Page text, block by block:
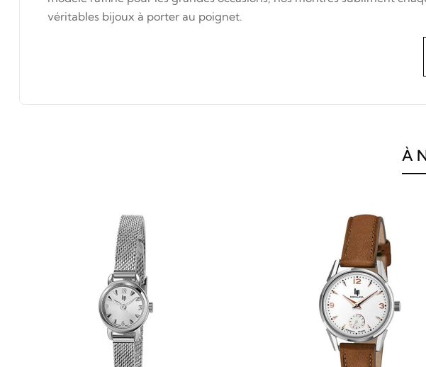
véritables bijoux à porter au poignet.
À